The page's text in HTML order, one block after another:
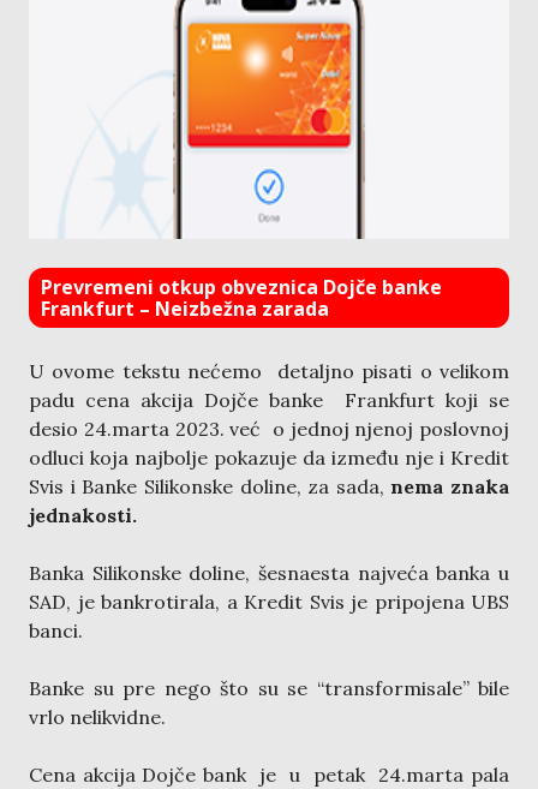
Prevremeni otkup obveznica Dojče banke
Frankfurt – Neizbežna zarada
U ovome tekstu nećemo detaljno pisati o velikom
padu cena akcija Dojče banke Frankfurt koji se
desio 24.marta 2023. već o jednoj njenoj poslovnoj
odluci koja najbolje pokazuje da između nje i Kredit
Svis i Banke Silikonske doline, za sada, nema znaka
jednakosti.
Banka Silikonske doline, šesnaesta najveća banka u
SAD, je bankrotirala, a Kredit Svis je pripojena UBS
banci.
Banke su pre nego što su se “transformisale” bile
vrlo nelikvidne.
Cena akcija Dojče bank je u petak 24.marta pala